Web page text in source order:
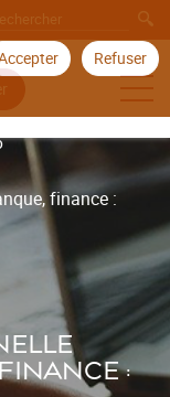
Refuser
finance :
: